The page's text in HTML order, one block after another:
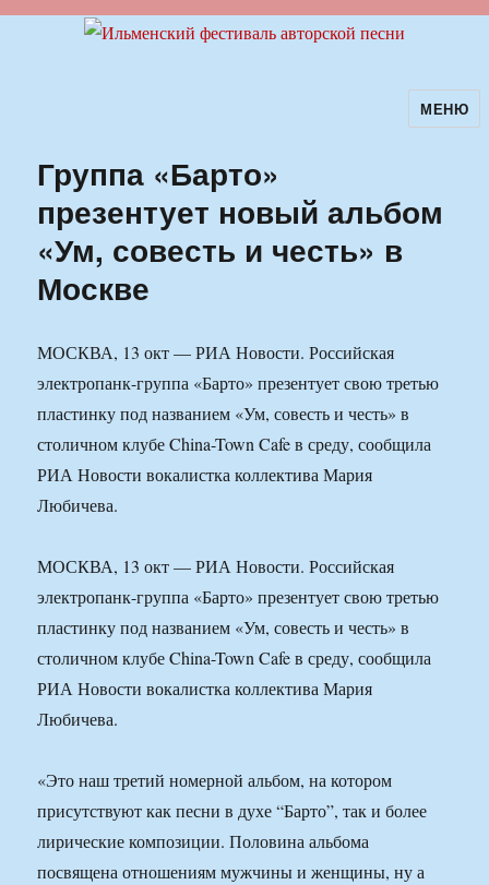
Ильменский фестиваль авторскойМЕНЮ
Группа «Барто»
презентует новый альбом
«Ум, совесть и честь» в
Москве
МОСКВА, 13 окт — РИА Новости. Российская
электропанк-группа «Барто» презентует свою третью
пластинку под названием «Ум, совесть и честь» в
столичном клубе China-Town Cafe в среду, сообщила
РИА Новости вокалистка коллектива Мария
Любичева.
МОСКВА, 13 окт — РИА Новости. Российская
электропанк-группа «Барто» презентует свою третью
пластинку под названием «Ум, совесть и честь» в
столичном клубе China-Town Cafe в среду, сообщила
РИА Новости вокалистка коллектива Мария
Любичева.
«Это наш третий номерной альбом, на котором
присутствуют как песни в духе “Барто”, так и более
лирические композиции. Половина альбома
посвящена отношениям мужчины и женщины, ну а